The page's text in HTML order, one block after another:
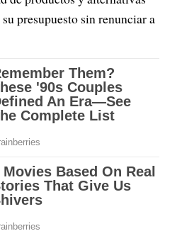
presupuesto sin renunciar a